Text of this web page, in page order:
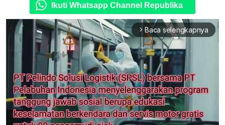
Ikuti Whatsapp Channel Republika
arrow_forward_ios Baca selengkapnya